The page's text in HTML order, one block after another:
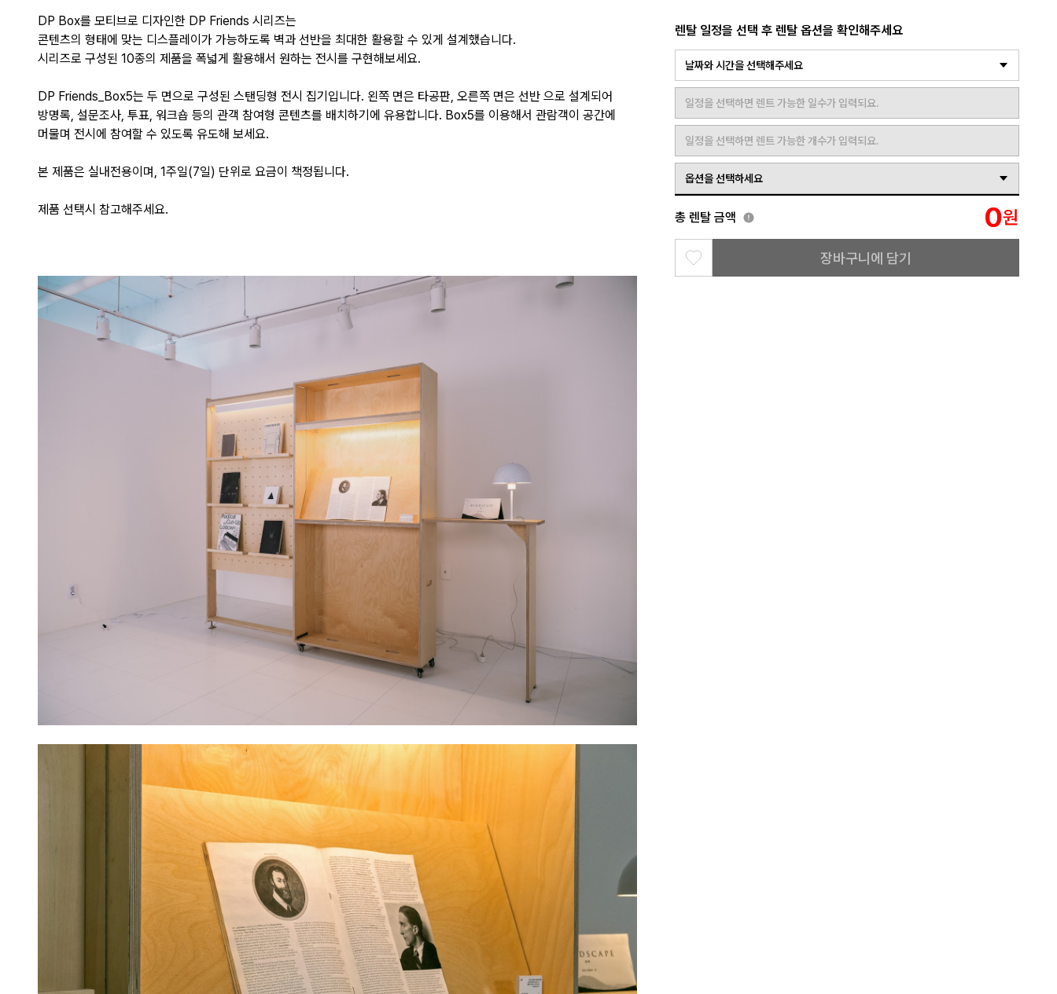
DP Box를 모티브로 디자인한 DP Friends 시리즈는
콘텐츠의 형태에 맞는 디스플레이가 가능하도록 벽과 선반을 최대한 활용할 수 있게 설계했습니다.
시리즈로 구성된 10종의 제품을 폭넓게 활용해서 원하는 전시를 구현해보세요.
DP Friends_Box5는 두 면으로 구성된 스탠딩형 전시 집기입니다. 왼쪽 면은 타공판, 오른쪽 면은 선반 으로 설계되어
방명록, 설문조사, 투표, 워크숍 등의 관객 참여형 콘텐츠를 배치하기에 유용합니다. Box5를 이용해서 관람객이 공간에
머물며 전시에 참여할 수 있도록 유도해 보세요.
본 제품은 실내전용이며, 1주일(7일) 단위로 요금이 책정됩니다.
제품 선택시 참고해주세요.
렌탈 일정을 선택 후 렌탈 옵션을 확인해주세요
날짜와 시간을 선택해주세요
일정을 선택하면 렌트 가능한 일수가 입력되요.
일정을 선택하면 렌트 가능한 개수가 입력되요.
옵션을 선택하세요
총 렌탈 금액 0원
장바구니에 담기